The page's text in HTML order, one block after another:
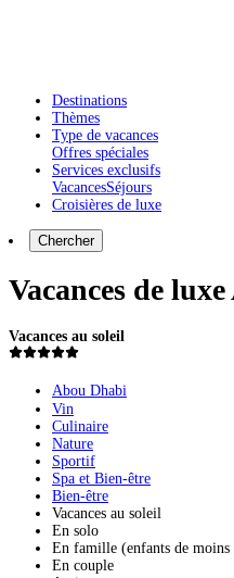
Destinations
Thèmes
Type de vacances
Offres spéciales
Services exclusifs
VacancesSéjours
Croisières de luxe
Chercher
Vacances de
Vacances au soleil
Abou Dhabi
Vin
Culinaire
Nature
Sportif
Spa et Bien-être
Bien-être
Vacances au soleil
En solo
En famille (enfants de moins
En couple